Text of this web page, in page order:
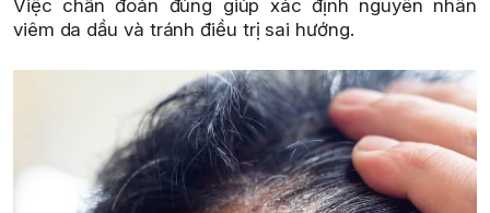
Việc chẩn đoán đúng giúp xác định nguyên nhân
viêm da dầu và tránh điều trị sai hướng.